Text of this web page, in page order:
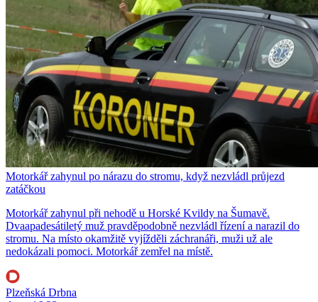
Motorkář zahynul po nárazu do stromu, když nezvládl průjezd
zatáčkou
Motorkář zahynul při nehodě u Horské Kvildy na Šumavě.
Dvaapadesátiletý muž pravděpodobně nezvládl řízení a narazil do
stromu. Na místo okamžitě vyjížděli záchranáři, muži už ale
nedokázali pomoci. Motorkář zemřel na místě.
Plzeňská Drbna